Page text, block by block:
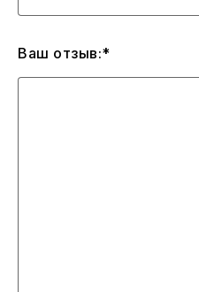
Ваш отзыв:*